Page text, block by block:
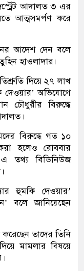
আদালত ৩ এর
আত্মসমর্পণ করে
আদেশ দেন বলে
হাওলাদার।
দিয়ে ২৭ লাখ
দেওয়ার’ অভিযোগে
চৌধুরীর বিরুদ্ধে
বিরুদ্ধে গত ১০
করা হলেও রোববার
তথ্য বিডিনিউজ
হুমকি দেওয়ার’
বলে জানিয়েছেন
তাদের তিনি
মামলার বিষয়ে